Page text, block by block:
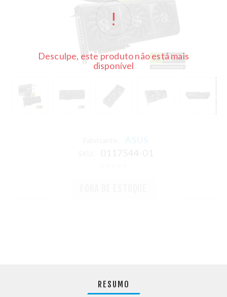
Desculpe, este produto não está mais
disponível
ASUS
RESUMO